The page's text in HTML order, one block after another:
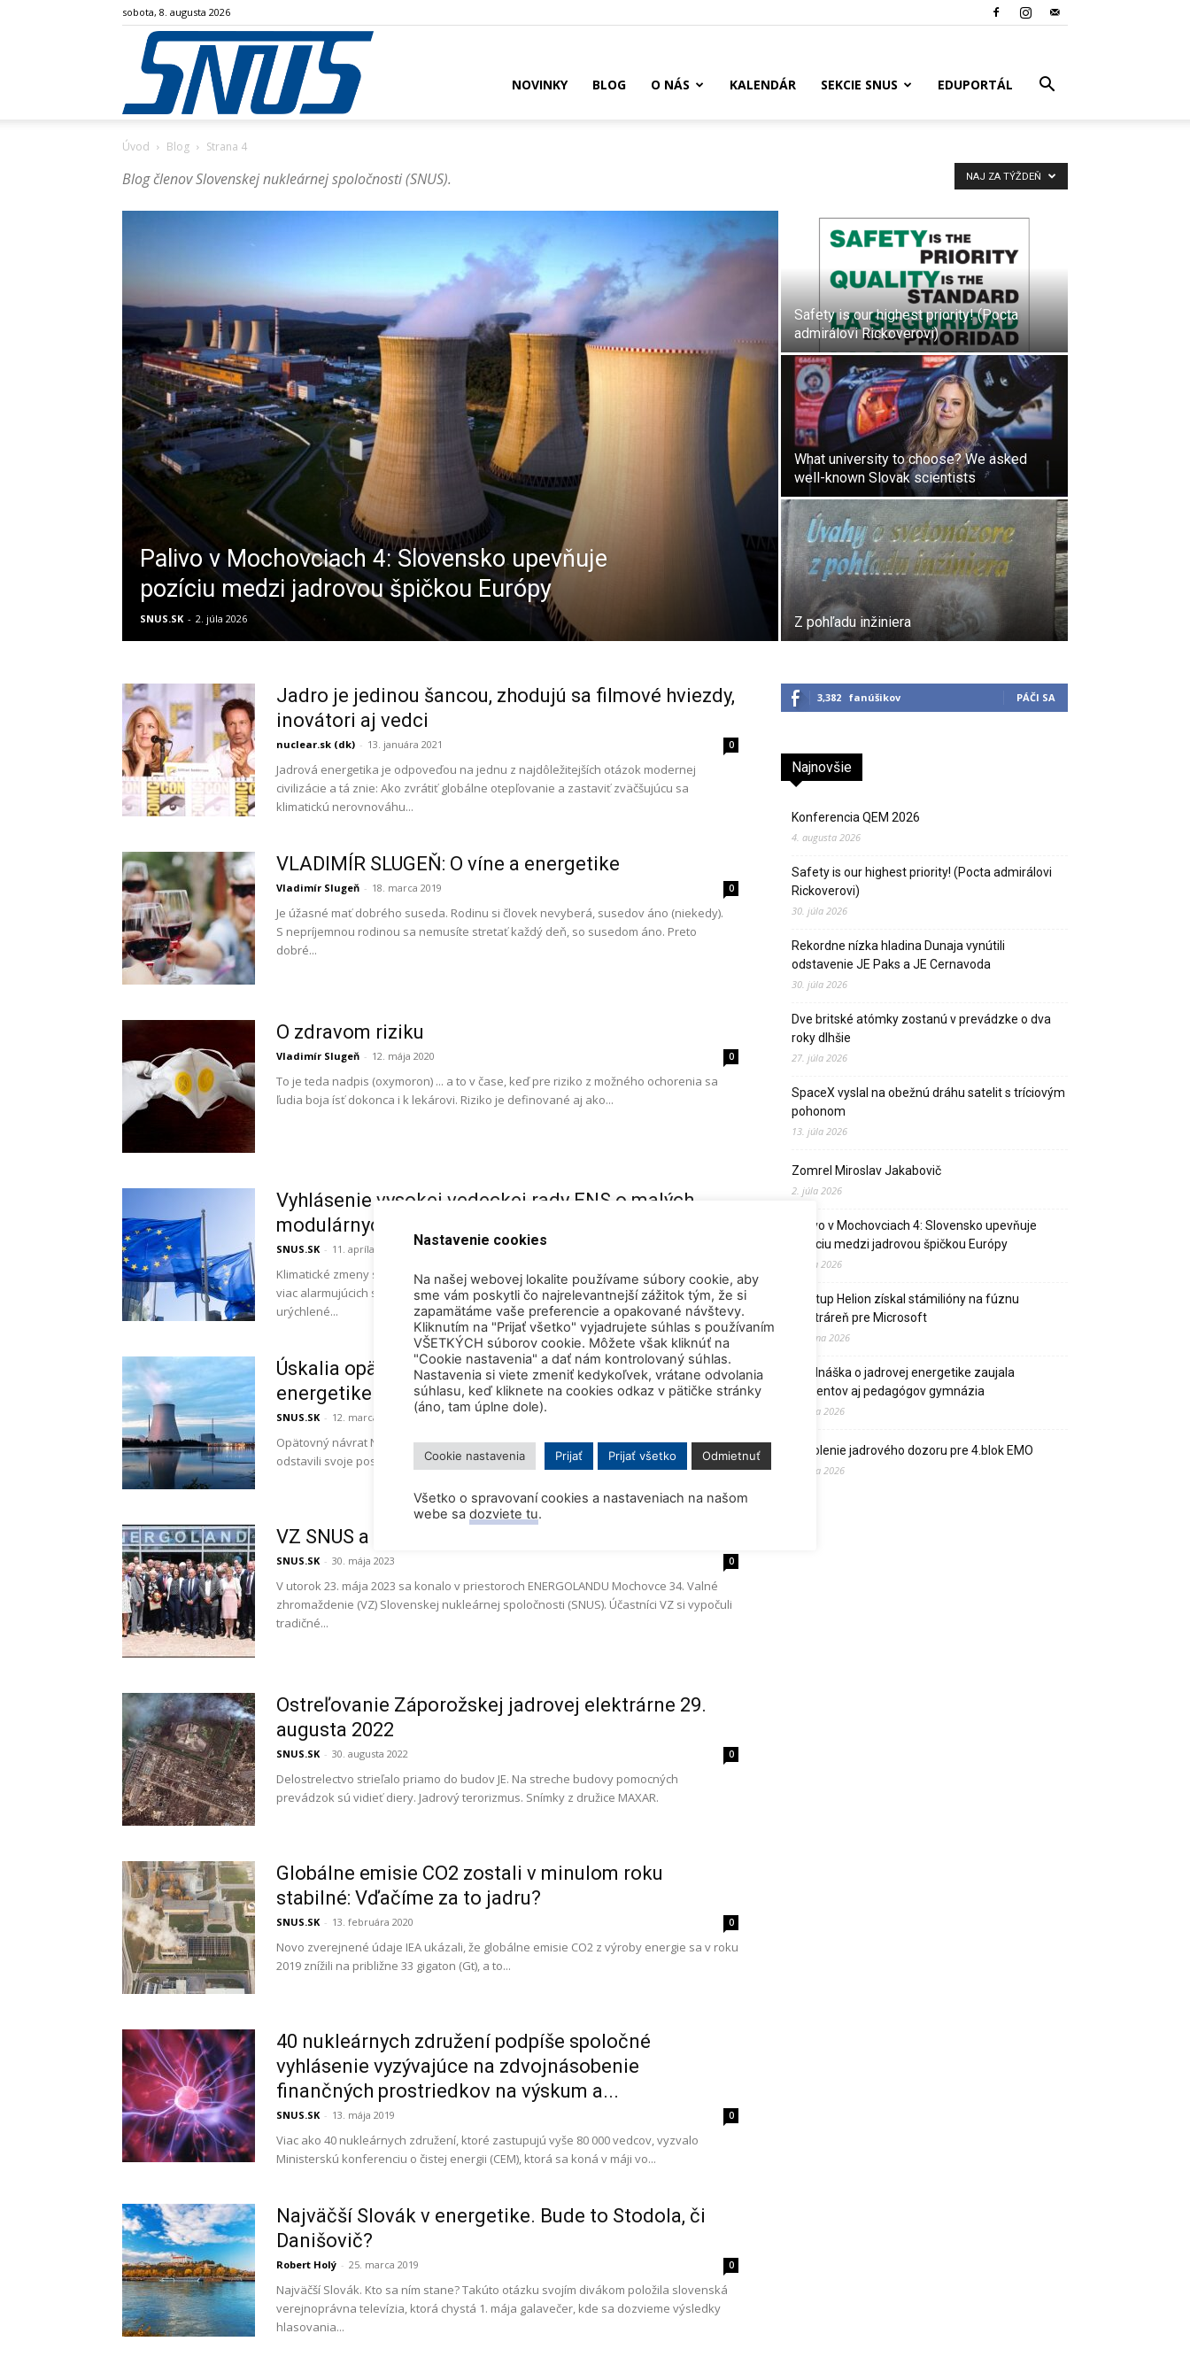
sobota, 8. augusta 2026
NOVINKY BLOG O NÁS KALENDÁR SEKCIE SNUS EDUPORTÁL
Úvod Blog Strana 4
Blog členov Slovenskej nukleárnej spoločnosti (SNUS). NAJ ZA TÝŽDEŇ
Palivo v Mochovciach 4: Slovensko upevňuje
pozíciu medzi jadrovou špičkou Európy
SNUS.SK - 2. júla 2026
Safety is our highest priority! (Pocta
admirálovi Rickoverovi)
What university to choose? We asked
well-known Slovak scientists
Z pohľadu inžiniera
Jadro je jedinou šancou, zhodujú sa filmové hviezdy,
inovátori aj vedci
nuclear.sk (dk) - 13. januára 2021 0
Jadrová energetika je odpoveďou na jednu z najdôležitejších otázok modernej
civilizácie a tá znie: Ako zvrátiť globálne otepľovanie a zastaviť zväčšujúcu sa
klimatickú nerovnováhu...
VLADIMÍR SLUGEŇ: O víne a energetike
Vladimír Slugeň - 18. marca 2019 0
Je úžasné mať dobrého suseda. Rodinu si človek nevyberá, susedov áno (niekedy).
S nepríjemnou rodinou sa nemusíte stretať každý deň, so susedom áno. Preto
dobré...
O zdravom riziku
Vladimír Slugeň - 12. mája 2020 0
To je teda nadpis (oxymoron) ... a to v čase, keď pre riziko z možného ochorenia sa
ľudia boja ísť dokonca i k lekárovi. Riziko je definované aj ako...
Vyhlásenie vysokej vedeckej rady ENS o malých
modulárnych reaktoroch
SNUS.SK - 11. apríla 2023
Klimatické zmeny sú obrovskou hrozbou pre ľudské blaho a naše spoločnosti. Stále
viac alarmujúcich správ o antropogénnej zmene klímy, vyjadrených IPCC, vyzýva na
urýchlené...
Úskalia opätovného návratu Nemecka k jadrovej
energetike
SNUS.SK - 12. marca 2025
Opätovný návrat Nemecka k jadrovej energetike po tom, čo ku koncu roka 2022
odstavili svoje posledné tri reaktory nie je vôbec jednoduchý a to aj napriek...
VZ SNUS a NUSIM 2023
SNUS.SK - 30. mája 2023 0
V utorok 23. mája 2023 sa konalo v priestoroch ENERGOLANDU Mochovce 34. Valné
zhromaždenie (VZ) Slovenskej nukleárnej spoločnosti (SNUS). Účastníci VZ si vypočuli
tradičné...
Ostreľovanie Záporožskej jadrovej elektrárne 29.
augusta 2022
SNUS.SK - 30. augusta 2022 0
Delostrelectvo strieľalo priamo do budov JE. Na streche budovy pomocných
prevádzok sú vidieť diery. Jadrový terorizmus. Snímky z družice MAXAR.
Globálne emisie CO2 zostali v minulom roku
stabilné: Vďačíme za to jadru?
SNUS.SK - 13. februára 2020 0
Novo zverejnené údaje IEA ukázali, že globálne emisie CO2 z výroby energie sa v roku
2019 znížili na približne 33 gigaton (Gt), a to...
40 nukleárnych združení podpíše spoločné
vyhlásenie vyzývajúce na zdvojnásobenie
finančných prostriedkov na výskum a...
SNUS.SK - 13. mája 2019 0
Viac ako 40 nukleárnych združení, ktoré zastupujú vyše 80 000 vedcov, vyzvalo
Ministerskú konferenciu o čistej energii (CEM), ktorá sa koná v máji vo...
Najväčší Slovák v energetike. Bude to Stodola, či
Danišovič?
Robert Holý - 25. marca 2019 0
Najväčší Slovák. Kto sa ním stane? Takúto otázku svojím divákom položila slovenská
verejnoprávna televízia, ktorá chystá 1. mája galavečer, kde sa dozvieme výsledky
hlasovania...
3,382 fanúšikov PÁČI SA
Najnovšie
Konferencia QEM 2026
4. augusta 2026
Safety is our highest priority! (Pocta admirálovi
Rickoverovi)
30. júla 2026
Rekordne nízka hladina Dunaja vynútili
odstavenie JE Paks a JE Cernavoda
30. júla 2026
Dve britské atómky zostanú v prevádzke o dva
roky dlhšie
27. júla 2026
SpaceX vyslal na obežnú dráhu satelit s tríciovým
pohonom
13. júla 2026
Zomrel Miroslav Jakabovič
2. júla 2026
Palivo v Mochovciach 4: Slovensko upevňuje
pozíciu medzi jadrovou špičkou Európy
2. júla 2026
Startup Helion získal stámilióny na fúznu
elektráreň pre Microsoft
15. júna 2026
Prednáška o jadrovej energetike zaujala
študentov aj pedagógov gymnázia
9. júna 2026
Povolenie jadrového dozoru pre 4.blok EMO
9. júna 2026
Nastavenie cookies
Na našej webovej lokalite používame súbory cookie, aby
sme vám poskytli čo najrelevantnejší zážitok tým, že si
zapamätáme vaše preferencie a opakované návštevy.
Kliknutím na "Prijať všetko" vyjadrujete súhlas s používaním
VŠETKÝCH súborov cookie. Môžete však kliknúť na
"Cookie nastavenia" a dať nám kontrolovaný súhlas.
Nastavenia si viete zmeniť kedykoľvek, vrátane odvolania
súhlasu, keď kliknete na cookies odkaz v pätičke stránky
(áno, tam úplne dole).
Cookie nastavenia Prijať Prijať všetko Odmietnuť
Všetko o spravovaní cookies a nastaveniach na našom
webe sa dozviete tu.